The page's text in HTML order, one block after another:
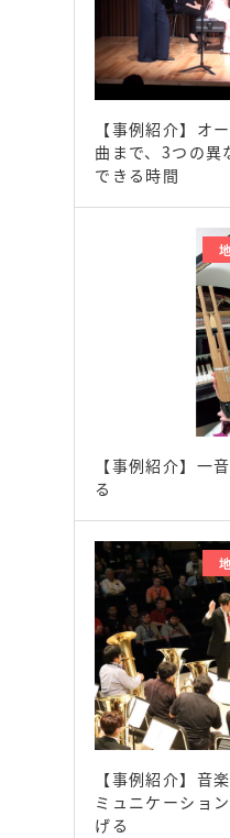
【事例紹介】オ
曲まで、3つの異
できる時間
【事例紹介】一
る
【事例紹介】音
ミュニケーショ
げる